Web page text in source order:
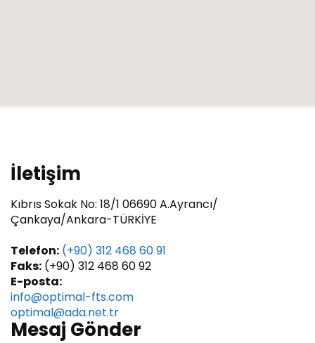
İletişim
Kıbrıs Sokak No: 18/1 06690 A.Ayrancı/
Çankaya/Ankara-TÜRKİYE
Telefon: (+90) 312 468 60 91
Faks: (+90) 312 468 60 92
E-posta:
info@optimal-fts.com
optimal@ada.net.tr
Mesaj Gönder